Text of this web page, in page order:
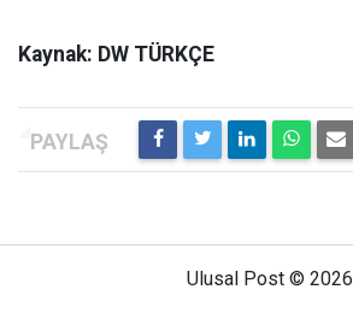
Kaynak: DW TÜRKÇE
Ulusal Post © 2026